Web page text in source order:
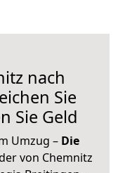
nach
Sie
Sie Geld
Umzug – Die
von Chemnitz